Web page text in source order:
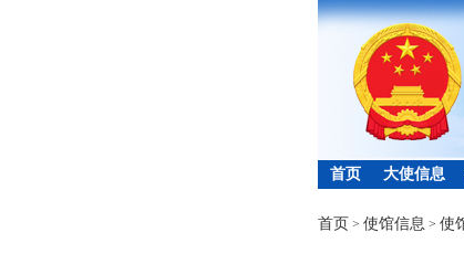
首页 大使信息
首页 > 使馆信息 > 使